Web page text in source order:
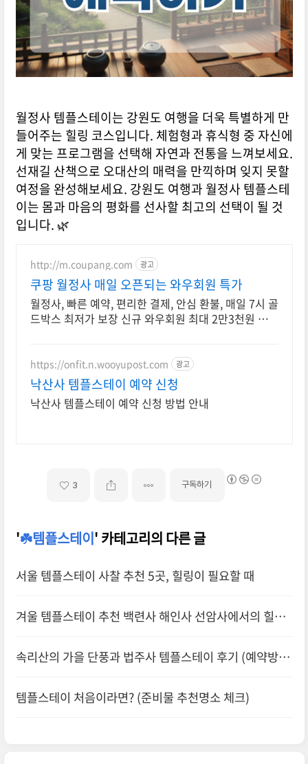
월정사 템플스테이는 강원도 여행을 더욱 특별하게 만
들어주는 힐링 코스입니다. 체험형과 휴식형 중 자신에
게 맞는 프로그램을 선택해 자연과 전통을 느껴보세요.
선재길 산책으로 오대산의 매력을 만끽하며 잊지 못할
여정을 완성해보세요. 강원도 여행과 월정사 템플스테
이는 몸과 마음의 평화를 선사할 최고의 선택이 될 것
입니다. 🌿
http://m.coupang.com 광고
쿠팡 월정사 매일 오픈되는 와우회원 특가
월정사, 빠른 예약, 편리한 결제, 안심 환불, 매일 7시 골
드박스 최저가 보장 신규 와우회원 최대 2만3천원 쿠폰
https://onfit.n.wooyupost.com 광고
낙산사 템플스테이 예약 신청
낙산사 템플스테이 예약 신청 방법 안내
3 구독하기
'☘️템플스테이' 카테고리의 다른 글
서울 템플스테이 사찰 추천 5곳, 힐링이 필요할 때
겨울 템플스테이 추천 백련사 해인사 선암사에서의 힐링
속리산의 가을 단풍과 법주사 템플스테이 후기 (예약방법
템플스테이 처음이라면? (준비물 추천명소 체크)